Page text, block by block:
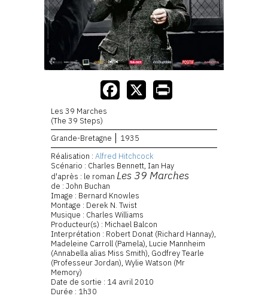
Les 39 Marches
(The 39 Steps)
Grande-Bretagne
1935
Réalisation : Alfred Hitchcock
Scénario : Charles Bennett, Ian Hay
d'après : le roman Les 39 Marches
de : John Buchan
Image : Bernard Knowles
Montage : Derek N. Twist
Musique : Charles Williams
Producteur(s) : Michael Balcon
Interprétation : Robert Donat (Richard Hannay),
Madeleine Carroll (Pamela), Lucie Mannheim
(Annabella alias Miss Smith), Godfrey Tearle
(Professeur Jordan), Wylie Watson (Mr
Memory)
Date de sortie : 14 avril 2010
Durée : 1h30